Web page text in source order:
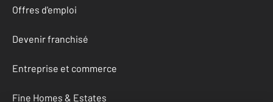
Offres d'emploi
Devenir franchisé
Entreprise et commerce
Fine Homes & Estates